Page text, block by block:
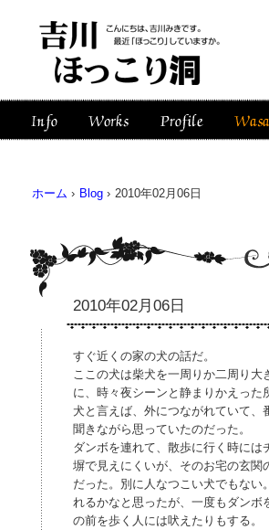
ホーム › Blog › 2010年02月06日
2010年02月06日
すぐ近くの家の犬の話だ。
ここの犬は柴犬を一周りか二周り
に、時々夜シーンと静まりかえっ
犬と言えば、外につながれていて
聞きながら思っていたのだった。
ダンボを連れて、散歩に行く時には
塀で見えにくいが、そのお宅の玄
だった。別に人なつこい犬でもな
れるかなと思ったが、一度もダン
の前を歩く人には吠えたりもする。